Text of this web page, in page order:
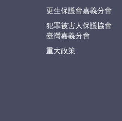
更生保護會嘉義分會
犯罪被害人保護協會
臺灣嘉義分會
重大政策